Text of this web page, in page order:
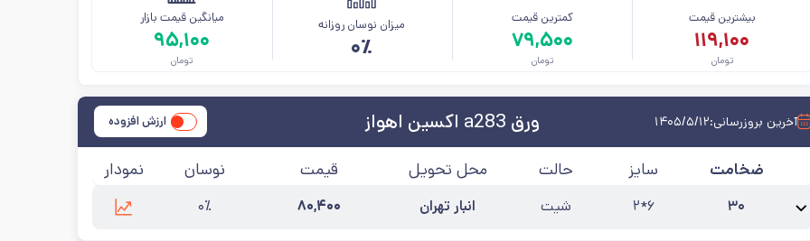
بیشترین قیمت
۱۱۹,۱۰۰
تومان
کمترین قیمت
۷۹,۵۰۰
تومان
میزان نوسان روزانه
۰٪
میانگین قیمت بازار
۹۵,۱۰۰
تومان
ارزش افزوده ورق a283 اکسین اهواز آخرین بروزرسانی:۱۴۰۵/۵/۱۲
ضخامت سایز حالت محل تحویل قیمت نوسان نمودار
۳۰ ۶*۲ شیت انبار تهران ۸۰,۴۰۰ ۰٪